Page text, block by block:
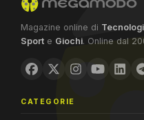
Magazine online di
Sport e Giochi. Online dal
CATEGORIE